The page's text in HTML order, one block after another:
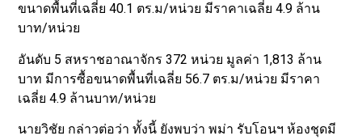
ขนาดพื้นที่เฉลี่ย 40.1 ตร.ม/หน่วย มีราคาเฉลี่ย 4.9 ล้าน
บาท/หน่วย
อันดับ 5 สหราชอาณาจักร 372 หน่วย มูลค่า 1,813 ล้าน
บาท มีการซื้อขนาดพื้นที่เฉลี่ย 56.7 ตร.ม/หน่วย มีราคา
เฉลี่ย 4.9 ล้านบาท/หน่วย
นายวิชัย กล่าวต่อว่า ทั้งนี้ ยังพบว่า พม่า รับโอนฯ ห้องชุดมี